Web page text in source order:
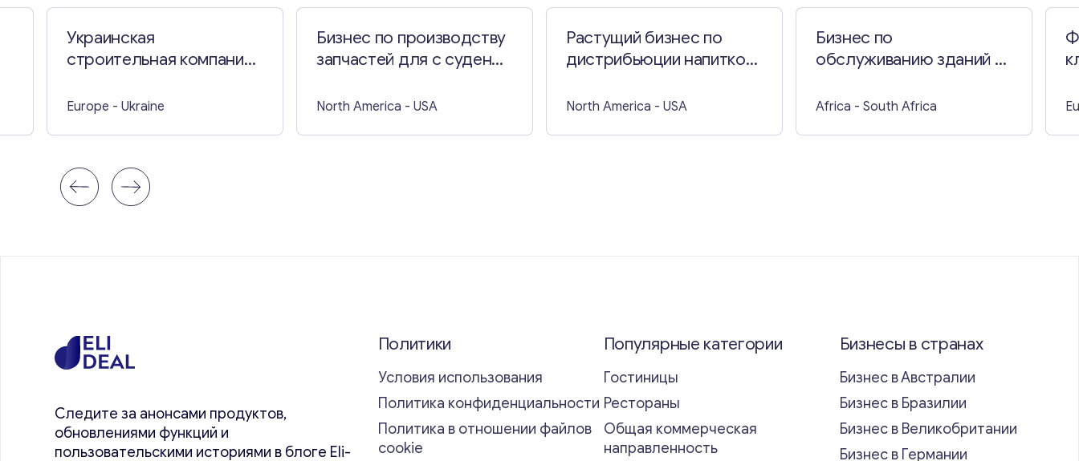
Украинская
строительная компания
Europe - Ukraine
Бизнес по производству
запчастей для с суден
North America - USA
Растущий бизнес по
дистрибьюции напитков
North America - USA
Бизнес по
обслуживанию зданий в
Africa - South Africa
Следите за анонсами продуктов,
обновлениями функций и
пользовательскими историями в блоге Eli-
Политики
Условия использования
Политика конфиденциальности
Политика в отношении файлов
cookie
Популярные категории
Гостиницы
Рестораны
Общая коммерческая
направленность
Бизнесы в странах
Бизнес в Австралии
Бизнес в Бразилии
Бизнес в Великобритании
Бизнес в Германии